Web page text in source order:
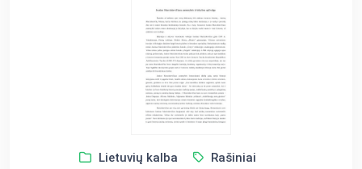
Lietuvių kalba Rašiniai